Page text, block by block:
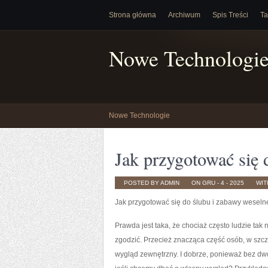
Strona główna Archiwum Spis Treści
Nowe
Nowe Technologie
Jak przygotować się
POSTED BY ADMIN ON GRU - 4 - 2025
Jak przygotować się do ślubu i zabawy
Prawda jest taka, że chociaż często ludzie tak
zgodzić. Przecież znacząca część osób, w
wygląd zewnętrzny. I dobrze, ponieważ bez